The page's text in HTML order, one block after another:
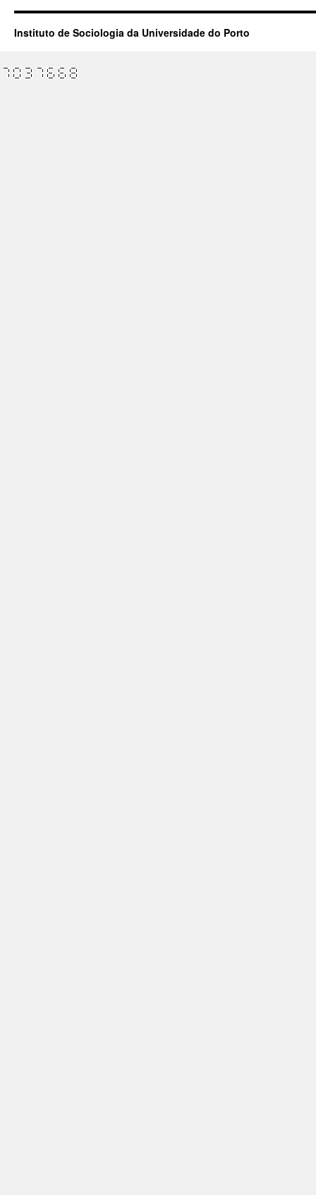
Instituto de Sociologia da Universidade do Porto